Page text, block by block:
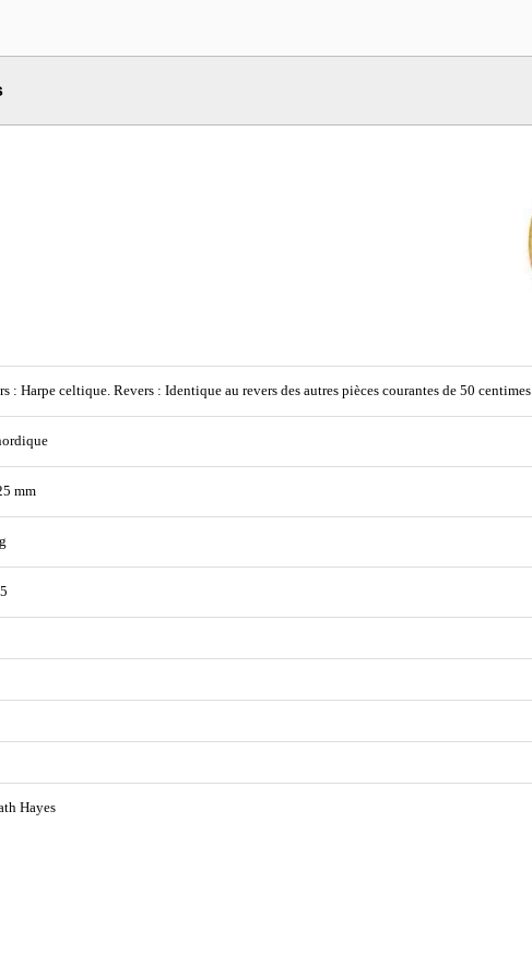
: Harpe celtique. Revers : Identique au revers des autres pièces courantes de 50
mm
Hayes